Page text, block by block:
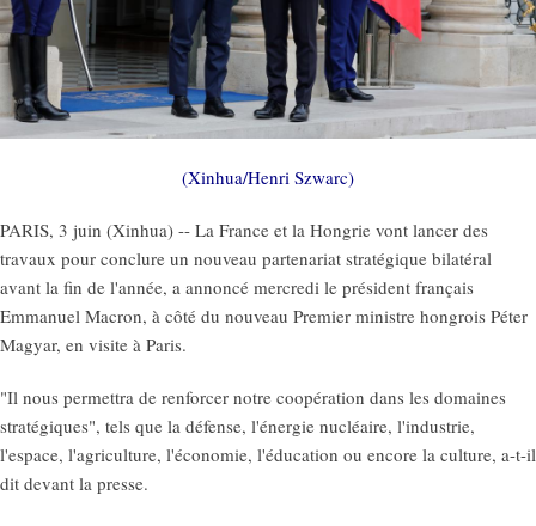
(Xinhua/Henri Szwarc)
PARIS, 3 juin (Xinhua) -- La France et la Hongrie vont lancer des
travaux pour conclure un nouveau partenariat stratégique bilatéral
avant la fin de l'année, a annoncé mercredi le président français
Emmanuel Macron, à côté du nouveau Premier ministre hongrois Péter
Magyar, en visite à Paris.
"Il nous permettra de renforcer notre coopération dans les domaines
stratégiques", tels que la défense, l'énergie nucléaire, l'industrie,
l'espace, l'agriculture, l'économie, l'éducation ou encore la culture, a-t-il
dit devant la presse.